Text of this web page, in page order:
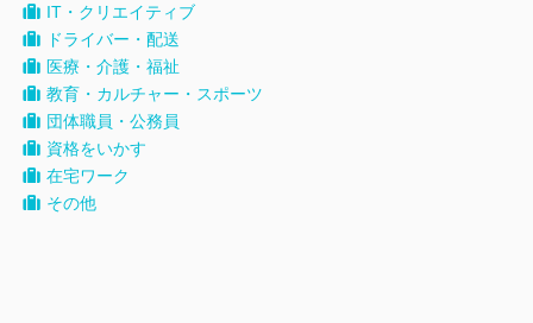
IT・クリエイティブ
ドライバー・配送
医療・介護・福祉
教育・カルチャー・スポーツ
団体職員・公務員
資格をいかす
在宅ワーク
その他